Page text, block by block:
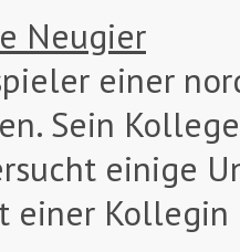
Neugier
einer
Sein
einige
einer Kollegin